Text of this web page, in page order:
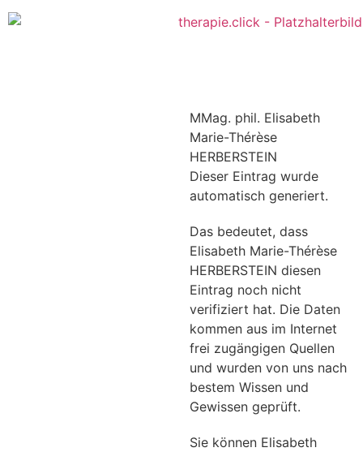
MMag. phil. Elisabeth
Marie-Thérèse
HERBERSTEIN
Dieser Eintrag wurde
automatisch generiert.
Das bedeutet, dass
Elisabeth Marie-Thérèse
HERBERSTEIN diesen
Eintrag noch nicht
verifiziert hat. Die Daten
kommen aus im Internet
frei zugängigen Quellen
und wurden von uns nach
bestem Wissen und
Gewissen geprüft.
Sie können Elisabeth